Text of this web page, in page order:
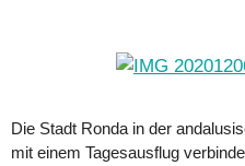
Die Stadt Ronda in der
mit einem Tagesausflug